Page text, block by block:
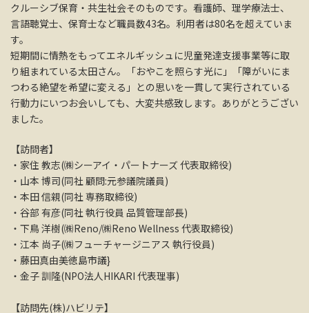
クルーシブ保育・共生社会そのものです。看護師、理学療法士、
言語聴覚士、保育士など職員数43名。利用者は80名を超えていま
す。
短期間に情熱をもってエネルギッシュに児童発達支援事業等に取
り組まれている太田さん。「おやこを照らす光に」「障がいにま
つわる絶望を希望に変える」との思いを一貫して実行されている
行動力にいつお会いしても、大変共感致します。ありがとうござい
ました。
【訪問者】
・家住 教志(㈱シーアイ・パートナーズ 代表取締役)
・山本 博司(同社 顧問:元参議院議員)
・本田 信親(同社 専務取締役)
・谷部 有彦(同社 執行役員 品質管理部長)
・下鳥 洋樹(㈱Reno/㈱Reno Wellness 代表取締役)
・江本 尚子(㈱フューチャージニアス 執行役員)
・藤田真由美徳島市議}
・金子 訓隆(NPO法人HIKARI 代表理事)
【訪問先(株)ハビリテ】